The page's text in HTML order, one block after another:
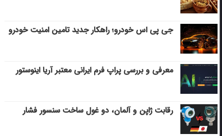
جی پی اس خودرو؛ راهکار جدید تامین امنیت خودرو
معرفی و بررسی پراپ فرم ایرانی معتبر آریا اینوستور
رقابت ژاپن و آلمان، دو غول ساخت سنسور فشار